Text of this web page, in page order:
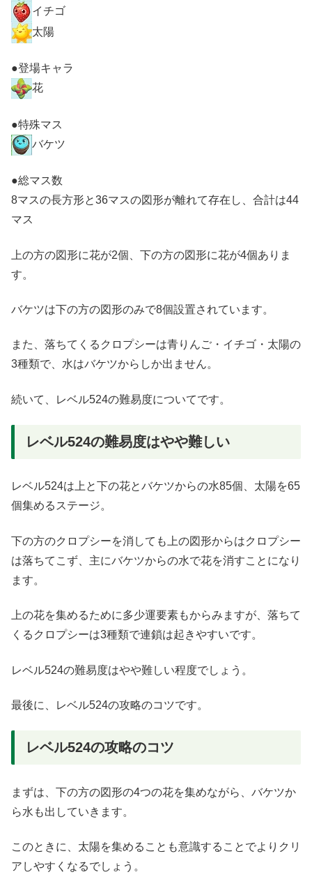
イチゴ
太陽
●登場キャラ
花
●特殊マス
バケツ
●総マス数
8マスの長方形と36マスの図形が離れて存在し、合計は44
マス
上の方の図形に花が2個、下の方の図形に花が4個ありま
す。
バケツは下の方の図形のみで8個設置されています。
また、落ちてくるクロプシーは青りんご・イチゴ・太陽の
3種類で、水はバケツからしか出ません。
続いて、レベル524の難易度についてです。
レベル524の難易度はやや難しい
レベル524は上と下の花とバケツからの水85個、太陽を65
個集めるステージ。
下の方のクロプシーを消しても上の図形からはクロプシー
は落ちてこず、主にバケツからの水で花を消すことになり
ます。
上の花を集めるために多少運要素もからみますが、落ちて
くるクロプシーは3種類で連鎖は起きやすいです。
レベル524の難易度はやや難しい程度でしょう。
最後に、レベル524の攻略のコツです。
レベル524の攻略のコツ
まずは、下の方の図形の4つの花を集めながら、バケツか
ら水も出していきます。
このときに、太陽を集めることも意識することでよりクリ
アしやすくなるでしょう。